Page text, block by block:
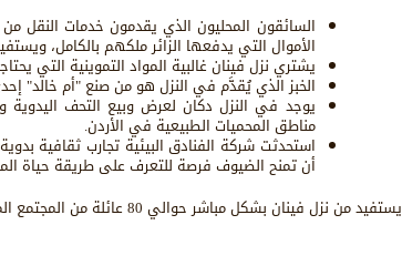
السائقون المحليون الذي يقدمون خدمات النقل
الأموال التي يدفعها الزائر ملكهم بالكامل، ويستفيد من هذه
يشتري نزل فينان غالبية المواد التموينية التي
الخبز الذي يُقدَّم في النزل هو من صنع "أم خالد"
يوجد في النزل دكان لعرض وبيع التحف اليدوية
مناطق المحميات الطبيعية في الأردن.
استحدثت شركة الفنادق البيئية تجارب ثقافية
أن تمنح الضيوف فرصة للتعرف على طريقة حياة
يستفيد من نزل فينان بشكل مباشر حوالي 80 عائلة من المجتمع المحلي أي ما يُعادل 400 شخص.